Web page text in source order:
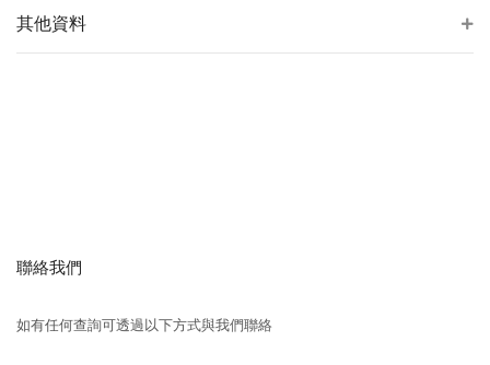
其他資料
聯絡我們
如有任何查詢可透過以下方式與我們聯絡